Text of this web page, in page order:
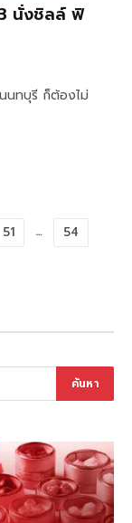
นั่งชิลล์ ฟิ
นทบุรี ก็ต้องไม่
51 … 54